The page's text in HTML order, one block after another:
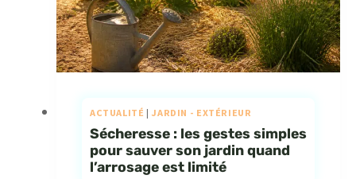
ACTUALITÉ | JARDIN - EXTÉRIEUR
Sécheresse : les gestes simples
pour sauver son jardin quand
l’arrosage est limité